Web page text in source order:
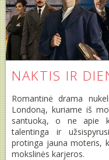
NAKTIS IR
Romantinė drama
Londoną, kuriame iš
santuoką, o ne apie
talentinga ir
protinga jauna moteris,
mokslinės karjeros.